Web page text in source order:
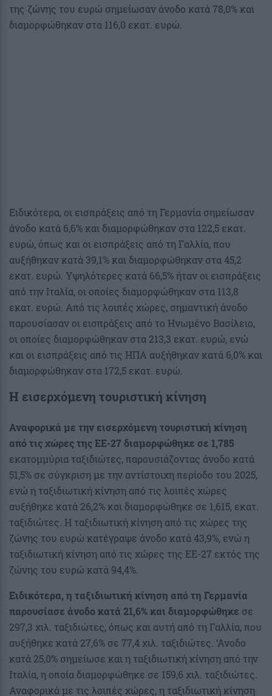
της ζώνης του ευρώ σημείωσαν άνοδο κατά 78,0% και
διαμορφώθηκαν στα 116,0 εκατ. ευρώ.
Ειδικότερα, οι εισπράξεις από τη Γερμανία σημείωσαν
άνοδο κατά 6,6% και διαμορφώθηκαν στα 122,5 εκατ.
ευρώ, όπως και οι εισπράξεις από τη Γαλλία, που
αυξήθηκαν κατά 39,1% και διαμορφώθηκαν στα 45,2
εκατ. ευρώ. Υψηλότερες κατά 66,5% ήταν οι εισπράξεις
από την Ιταλία, οι οποίες διαμορφώθηκαν στα 113,8
εκατ. ευρώ. Από τις λοιπές χώρες, σημαντική άνοδο
παρουσίασαν οι εισπράξεις από το Ηνωμένο Βασίλειο,
οι οποίες διαμορφώθηκαν στα 213,3 εκατ. ευρώ, ενώ
και οι εισπράξεις από τις ΗΠΑ αυξήθηκαν κατά 6,0% και
διαμορφώθηκαν στα 172,5 εκατ. ευρώ.
Η εισερχόμενη τουριστική κίνηση
Αναφορικά με την εισερχόμενη τουριστική κίνηση
από τις χώρες της ΕΕ-27 διαμορφώθηκε σε 1,785
εκατομμύρια ταξιδιώτες, παρουσιάζοντας άνοδο κατά
51,5% σε σύγκριση με την αντίστοιχη περίοδο του 2025,
ενώ η ταξιδιωτική κίνηση από τις λοιπές χώρες
αυξήθηκε κατά 26,2% και διαμορφώθηκε σε 1,615, εκατ.
ταξιδιώτες. Η ταξιδιωτική κίνηση από τις χώρες της
ζώνης του ευρώ κατέγραψε άνοδο κατά 43,9%, ενώ η
ταξιδιωτική κίνηση από τις χώρες της ΕΕ-27 εκτός της
ζώνης του ευρώ κατά 94,4%.
Ειδικότερα, η ταξιδιωτική κίνηση από τη Γερμανία
παρουσίασε άνοδο κατά 21,6% και διαμορφώθηκε σε
297,3 χιλ. ταξιδιώτες, όπως και αυτή από τη Γαλλία, που
αυξήθηκε κατά 27,6% σε 77,4 χιλ. ταξιδιώτες. ‘Ανοδο
κατά 25,0% σημείωσε και η ταξιδιωτική κίνηση από την
Ιταλία, η οποία διαμορφώθηκε σε 159,6 χιλ. ταξιδιώτες.
Αναφορικά με τις λοιπές χώρες, η ταξιδιωτική κίνηση